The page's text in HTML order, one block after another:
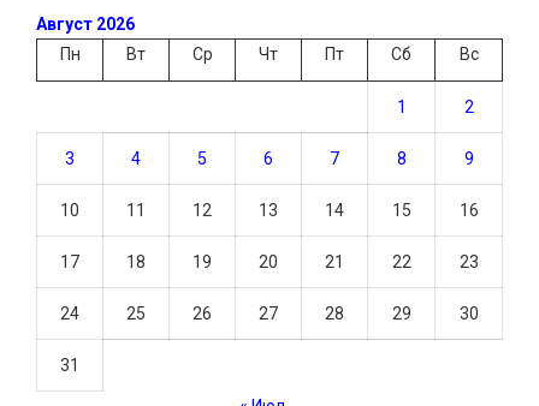
Август 2026
Пн
Вт Ср Чт Пт Сб Вс
1 2
3 4 5 6 7 8 9
10 11 12 13 14 15 16
17 18 19 20 21 22 23
24 25 26 27 28 29 30
31